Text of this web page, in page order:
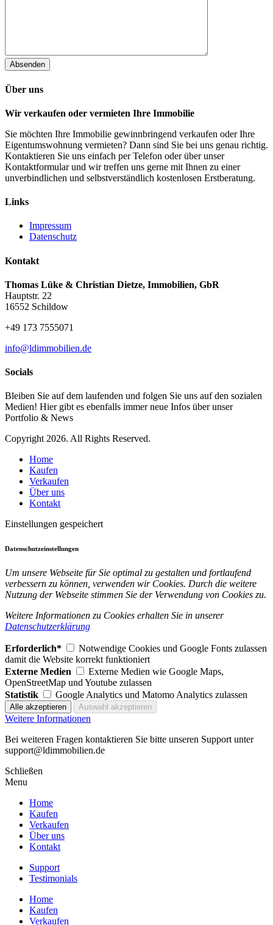
Absenden
Über uns
Wir verkaufen oder vermieten Ihre Immobilie
Sie möchten Ihre Immobilie gewinnbringend verkaufen oder Ihre
Eigentumswohnung vermieten? Dann sind Sie bei uns genau richtig.
Kontaktieren Sie uns einfach per Telefon oder über unser
Kontaktformular und wir treffen uns gerne mit Ihnen zu einer
unverbindlichen und selbstverständlich kostenlosen Erstberatung.
Links
Impressum
Datenschutz
Kontakt
Thomas Lüke & Christian Dietze, Immobilien, GbR
Hauptstr. 22
16552 Schildow
+49 173 7555071
info@ldimmobilien.de
Socials
Bleiben Sie auf dem laufenden und folgen Sie uns auf den sozialen
Medien! Hier gibt es ebenfalls immer neue Infos über unser
Portfolio & News
Copyright 2026. All Rights Reserved.
Home
Kaufen
Verkaufen
Über uns
Kontakt
Einstellungen gespeichert
Datenschutzeinstellungen
Um unsere Webseite für Sie optimal zu gestalten und fortlaufend
verbessern zu können, verwenden wir Cookies. Durch die weitere
Nutzung der Webseite stimmen Sie der Verwendung von Cookies zu.
Weitere Informationen zu Cookies erhalten Sie in unserer
Datenschutzerklärung
Erforderlich*
Notwendige Cookies und Google Fonts zulassen
damit die Website korrekt funktioniert
Externe Medien
Externe Medien wie Google Maps,
OpenStreetMap und Youtube zulassen
Statistik
Google Analytics und Matomo Analytics zulassen
Weitere Informationen
Bei weiteren Fragen kontaktieren Sie bitte unseren Support unter
support@ldimmobilien.de
Schließen
Menu
Home
Kaufen
Verkaufen
Über uns
Kontakt
Support
Testimonials
Home
Kaufen
Verkaufen